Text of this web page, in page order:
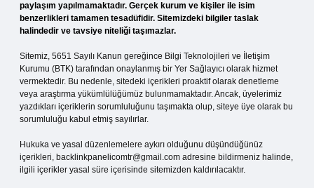
paylaşım yapılmamaktadır. Gerçek kurum ve kişiler ile isim
benzerlikleri tamamen tesadüfidir. Sitemizdeki bilgiler taslak
halindedir ve tavsiye niteliği taşımazlar.
Sitemiz, 5651 Sayılı Kanun gereğince Bilgi Teknolojileri ve İletişim
Kurumu (BTK) tarafından onaylanmış bir Yer Sağlayıcı olarak hizmet
vermektedir. Bu nedenle, sitedeki içerikleri proaktif olarak denetleme
veya araştırma yükümlülüğümüz bulunmamaktadır. Ancak, üyelerimiz
yazdıkları içeriklerin sorumluluğunu taşımakta olup, siteye üye olarak bu
sorumluluğu kabul etmiş sayılırlar.
Hukuka ve yasal düzenlemelere aykırı olduğunu düşündüğünüz
içerikleri, backlinkpanelicomtr@gmail.com adresine bildirmeniz halinde,
ilgili içerikler yasal süre içerisinde sitemizden kaldırılacaktır.